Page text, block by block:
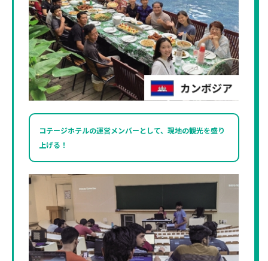
コテージホテルの運営メンバーとして、現地の観光を盛り
上げる！